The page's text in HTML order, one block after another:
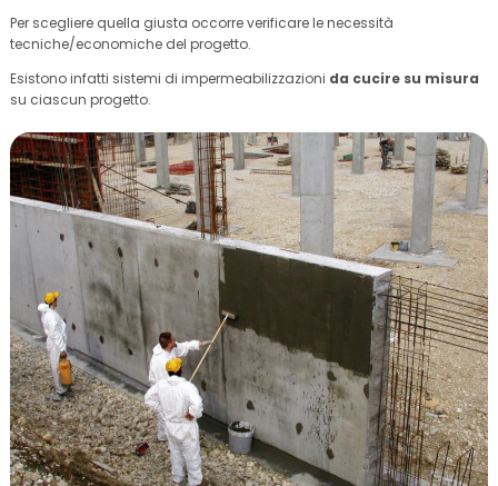
Per scegliere quella giusta occorre verificare le necessità
tecniche/economiche del progetto.
Esistono infatti sistemi di impermeabilizzazioni da cucire su misura
su ciascun progetto.